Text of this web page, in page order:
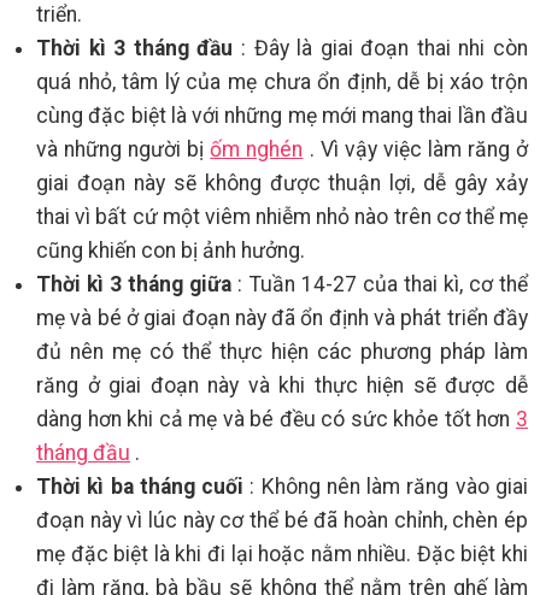
triển.
Thời kì 3 tháng đầu : Đây là giai đoạn thai nhi còn
quá nhỏ, tâm lý của mẹ chưa ổn định, dễ bị xáo trộn
cùng đặc biệt là với những mẹ mới mang thai lần đầu
và những người bịốm nghén . Vì vậy việc làm răng ở
giai đoạn này sẽ không được thuận lợi, dễ gây xảy
thai vì bất cứ một viêm nhiễm nhỏ nào trên cơ thể mẹ
cũng khiến con bị ảnh hưởng.
Thời kì 3 tháng giữa : Tuần 14-27 của thai kì, cơ thể
mẹ và bé ở giai đoạn này đã ổn định và phát triển đầy
đủ nên mẹ có thể thực hiện các phương pháp làm
răng ở giai đoạn này và khi thực hiện sẽ được dễ
dàng hơn khi cả mẹ và bé đều có sức khỏe tốt hơn 3
tháng đầu .
Thời kì ba tháng cuối : Không nên làm răng vào giai
đoạn này vì lúc này cơ thể bé đã hoàn chỉnh, chèn ép
mẹ đặc biệt là khi đi lại hoặc nằm nhiều. Đặc biệt khi
đi làm răng, bà bầu sẽ không thể nằm trên ghế làm